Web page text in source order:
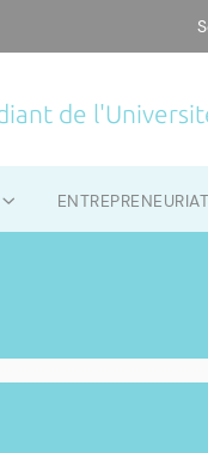
de
ENTREPRENEURIAT